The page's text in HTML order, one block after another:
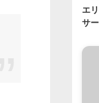
エ
サ